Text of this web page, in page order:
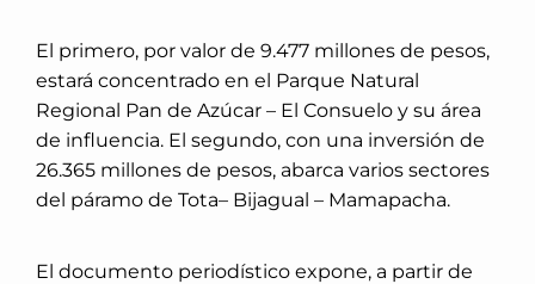
El primero, por valor de 9.477 millones de pesos,
estará concentrado en el Parque Natural
Regional Pan de Azúcar – El Consuelo y su área
de influencia. El segundo, con una inversión de
26.365 millones de pesos, abarca varios sectores
del páramo de Tota– Bijagual – Mamapacha.
El documento periodístico expone, a partir de